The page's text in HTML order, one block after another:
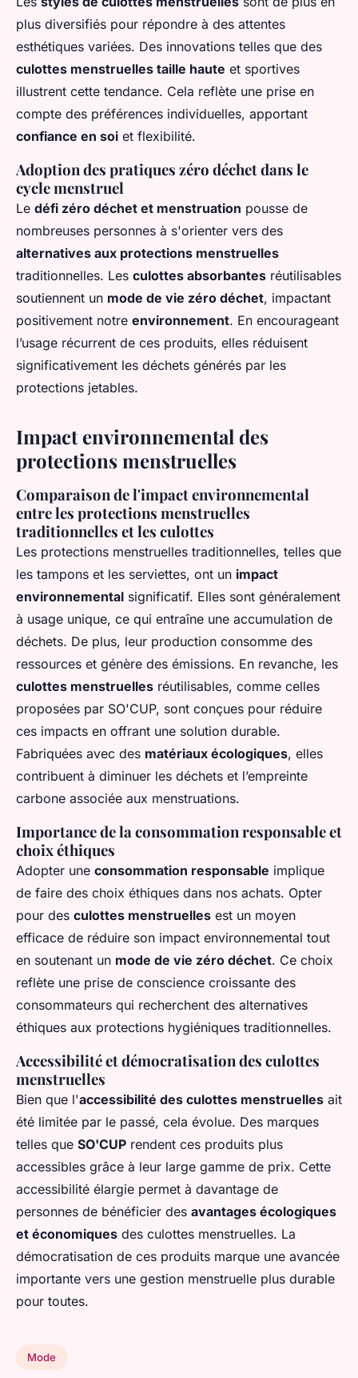
plus diversifiés pour répondre à des attentes
esthétiques variées. Des innovations telles que des
culottes menstruelles taille haute et sportives
illustrent cette tendance. Cela reflète une prise en
compte des préférences individuelles, apportant
confiance en soi et flexibilité.
Adoption des pratiques zéro déchet dans le
cycle menstruel
Le défi zéro déchet et menstruation pousse de
nombreuses personnes à s'orienter vers des
alternatives aux protections menstruelles
traditionnelles. Les culottes absorbantes réutilisables
soutiennent un mode de vie zéro déchet, impactant
positivement notre environnement. En encourageant
l’usage récurrent de ces produits, elles réduisent
significativement les déchets générés par les
protections jetables.
Impact environnemental des
protections menstruelles
Comparaison de l'impact environnemental
entre les protections menstruelles
traditionnelles et les culottes
Les protections menstruelles traditionnelles, telles que
les tampons et les serviettes, ont un impact
environnemental significatif. Elles sont généralement
à usage unique, ce qui entraîne une accumulation de
déchets. De plus, leur production consomme des
ressources et génère des émissions. En revanche, les
culottes menstruelles réutilisables, comme celles
proposées par SO'CUP, sont conçues pour réduire
ces impacts en offrant une solution durable.
Fabriquées avec des matériaux écologiques, elles
contribuent à diminuer les déchets et l’empreinte
carbone associée aux menstruations.
Importance de la consommation responsable et
choix éthiques
Adopter une consommation responsable implique
de faire des choix éthiques dans nos achats. Opter
pour des culottes menstruelles est un moyen
efficace de réduire son impact environnemental tout
en soutenant un mode de vie zéro déchet. Ce choix
reflète une prise de conscience croissante des
consommateurs qui recherchent des alternatives
éthiques aux protections hygiéniques traditionnelles.
Accessibilité et démocratisation des culottes
menstruelles
Bien que l'accessibilité des culottes menstruelles ait
été limitée par le passé, cela évolue. Des marques
telles que SO'CUP rendent ces produits plus
accessibles grâce à leur large gamme de prix. Cette
accessibilité élargie permet à davantage de
personnes de bénéficier des avantages écologiques
et économiques des culottes menstruelles. La
démocratisation de ces produits marque une avancée
importante vers une gestion menstruelle plus durable
pour toutes.
Mode